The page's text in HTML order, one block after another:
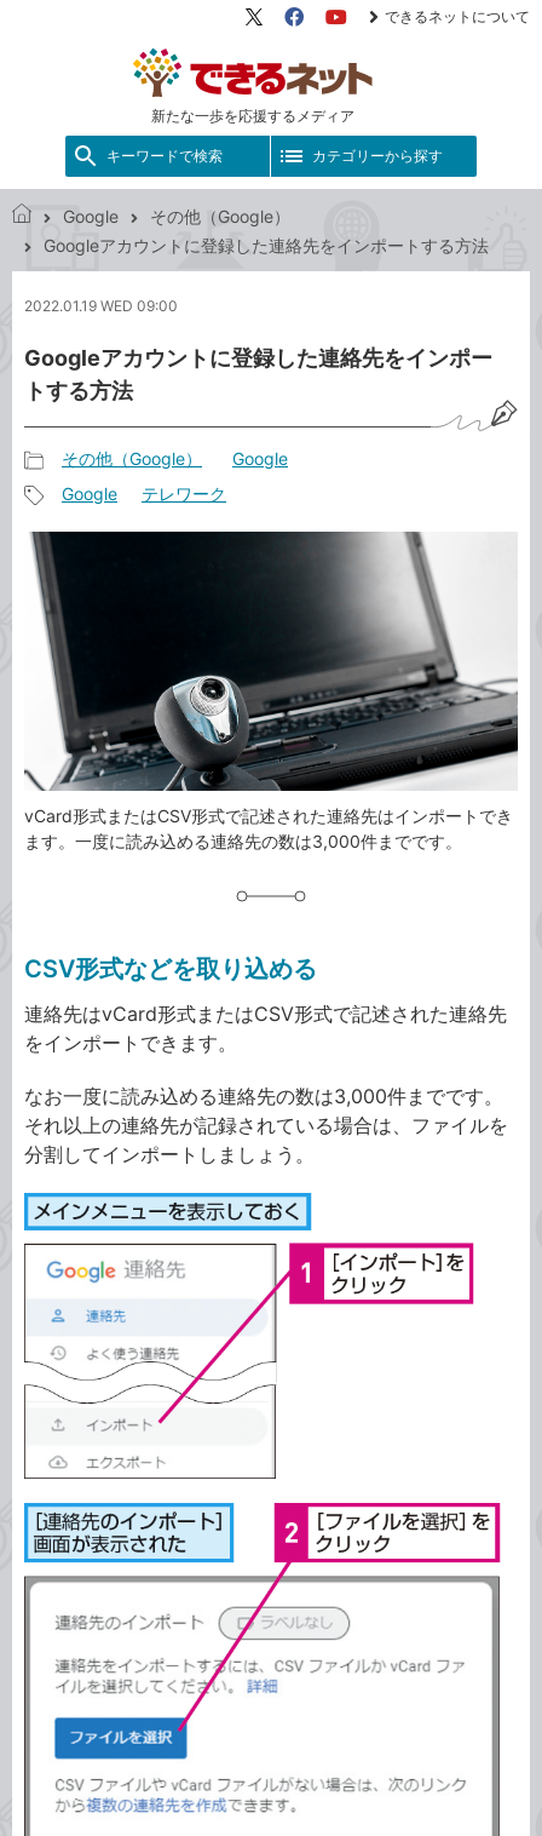
新たな一歩を応援するメディア
X（旧
FacebookYouTube
できるネットについて
キーワードで検索 カテゴリーから探す
で
ネ
ト
Google
その他（Google）
Googleアカウントに登録した連絡先をインポートする方法
2022.01.19 WED 09:00
Googleアカウントに登録した連絡先をインポー
トする方法
事
カ
テ
ゴ
リ
その他（Google） Google
事
タ
グ
Google テレワーク
vCard形式またはCSV形式で記述された連絡先はインポートでき
ます。一度に読み込める連絡先の数は3,000件までです。
CSV形式などを取り込める
連絡先はvCard形式またはCSV形式で記述された連絡先
をインポートできます。
なお一度に読み込める連絡先の数は3,000件までです。
それ以上の連絡先が記録されている場合は、ファイルを
分割してインポートしましょう。